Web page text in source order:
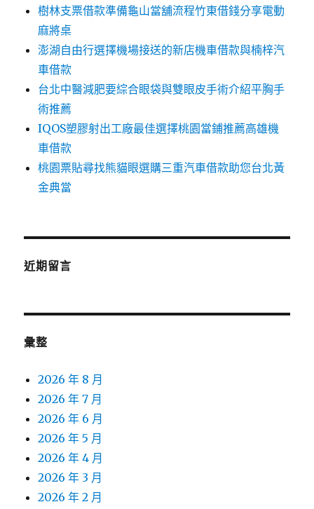
樹林支票借款準備龜山當舖流程竹東借錢分享電動
麻將桌
澎湖自由行選擇機場接送的新店機車借款與楠梓汽
車借款
台北中醫減肥要綜合眼袋與雙眼皮手術介紹平胸手
術推薦
IQOS塑膠射出工廠最佳選擇桃園當鋪推薦高雄機
車借款
桃園票貼尋找熊貓眼選購三重汽車借款助您台北黃
金典當
近期留言
彙整
2026 年 8 月
2026 年 7 月
2026 年 6 月
2026 年 5 月
2026 年 4 月
2026 年 3 月
2026 年 2 月